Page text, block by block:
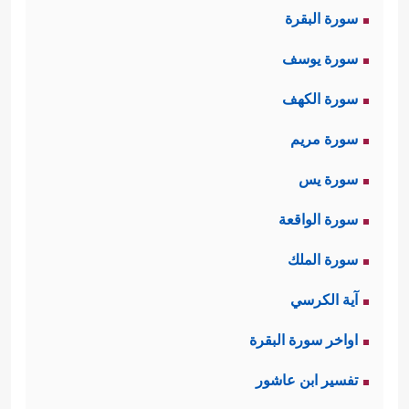
والتزوُّد بذِكرِ الله وإدامة الصلة به، ولِين
القولِ مع فرعون رجاء تليِين قلبه،
فالقول الليِّن أدعى للقبول ومواصلة
الحوار، وهو عُدَّة الداعي في مخاطبة
الناس والتواصل معهم.
ثانيًا: أعرب موسى وهارون عن خوفهما
من فرعون
أَوۡ أَن یَطۡغَىٰ﴾
المألوف من سلوك البشر، وليس في
هذا منقَصَة لهما
سورة البقرة
سورة يوسف
سورة الكهف
سورة مريم
سورة يس
سورة الواقعة
سورة الملك
آية الكرسي
اواخر سورة البقرة
تفسير ابن عاشور